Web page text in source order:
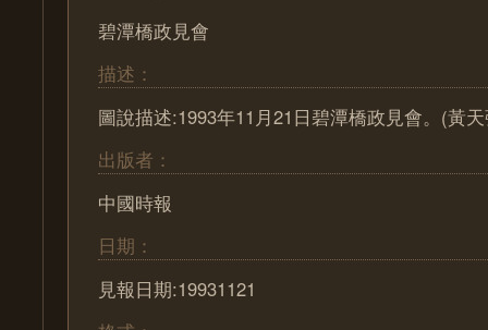
碧潭橋政見會
描述：
圖說描述:1993年11月21日碧潭橋政見會。(黃
出版者：
中國時報
日期：
見報日期:19931121